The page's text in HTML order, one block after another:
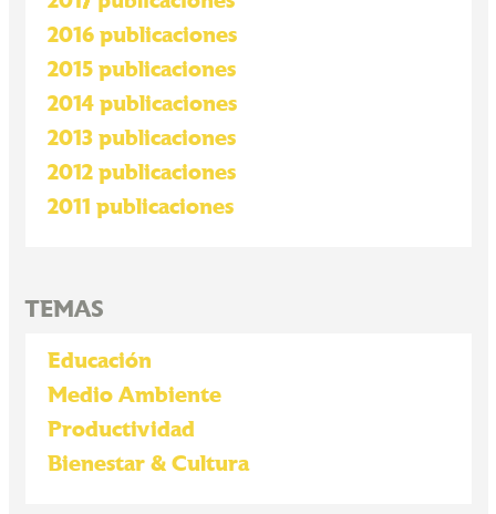
2016 publicaciones
2015 publicaciones
2014 publicaciones
2013 publicaciones
2012 publicaciones
2011 publicaciones
TEMAS
Educación
Medio Ambiente
Productividad
Bienestar & Cultura